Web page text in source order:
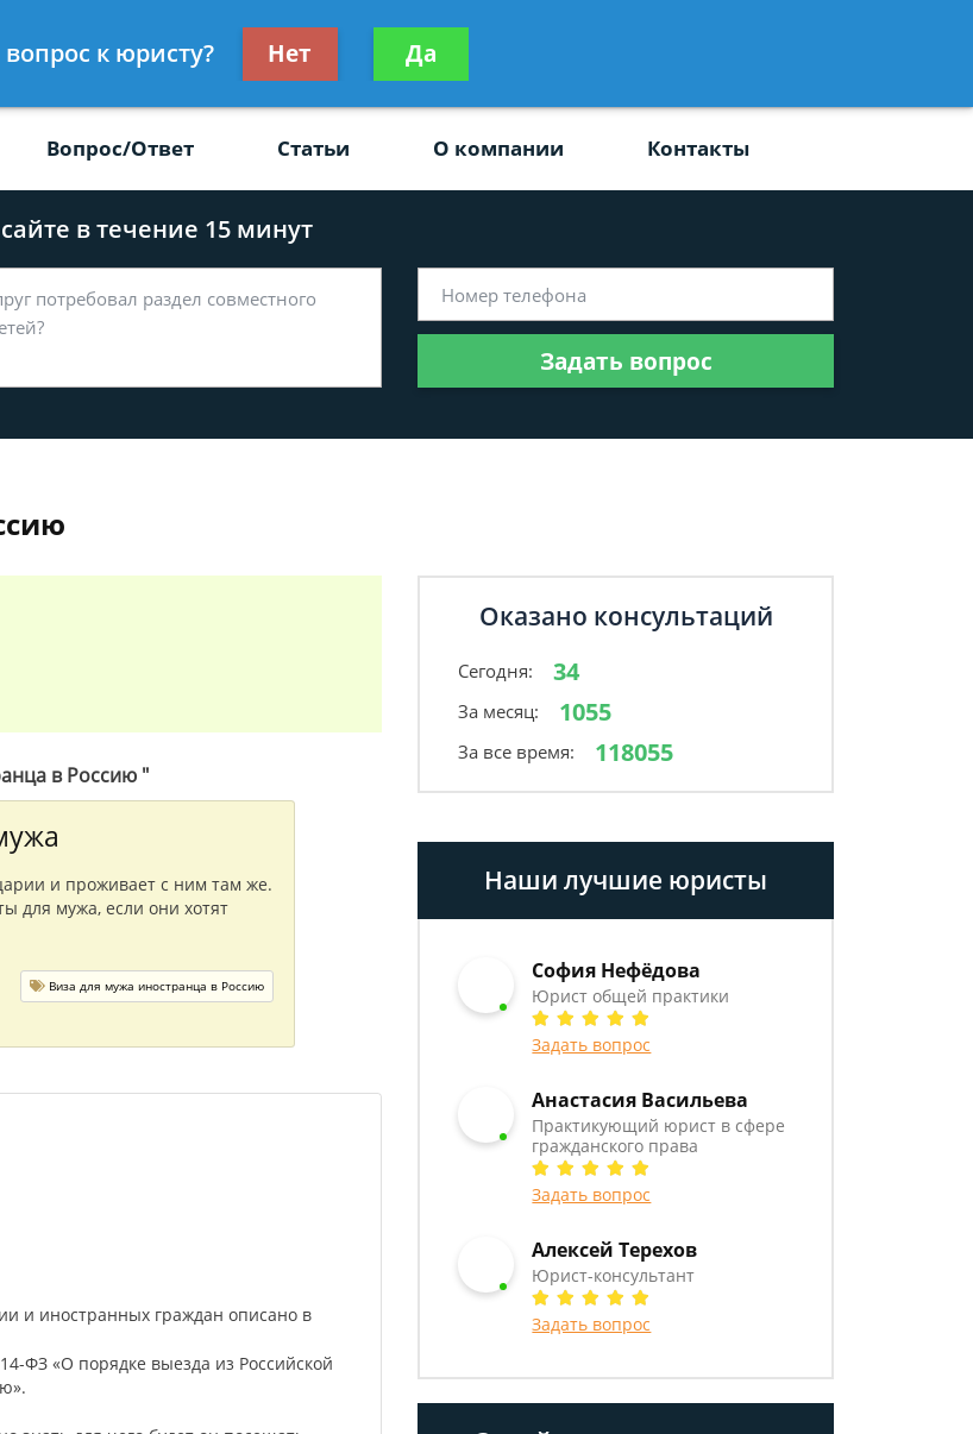
Получите консультацию
бесплатно
Вопрос/Ответ Статьи О компании Контакты
в течение 15 минут
Задать вопрос
в Россию "
и проживает с ним там же.
для мужа, если они хотят
Виза для мужа иностранца в Россию
и иностранных граждан описано в
ФЗ «О порядке выезда из Российской
Оказано консультаций
Сегодня: 34
За месяц: 1055
За все время: 118055
Наши лучшие юристы
София Нефёдова
Юрист общей практики
Задать вопрос
Анастасия Васильева
Практикующий юрист в сфере
гражданского права
Задать вопрос
Алексей Терехов
Юрист-консультант
Задать вопрос
вопрос к юристу? Нет Да